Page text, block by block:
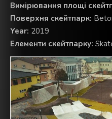
Вимірювання площі
Поверхня скейтпарк:
Year: 2019
Елементи скейтпарку: